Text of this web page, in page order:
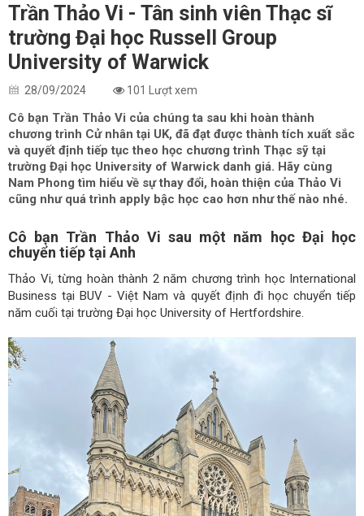
Trần Thảo Vi - Tân sinh viên Thạc sĩ
trường Đại học Russell Group
University of Warwick
28/09/2024 101 Lượt xem
Cô bạn Trần Thảo Vi của chúng ta sau khi hoàn thành
chương trình Cử nhân tại UK, đã đạt được thành tích xuất sắc
và quyết định tiếp tục theo học chương trình Thạc sỹ tại
trường Đại học University of Warwick danh giá. Hãy cùng
Nam Phong tìm hiểu về sự thay đổi, hoàn thiện của Thảo Vi
cũng như quá trình apply bậc học cao hơn như thế nào nhé.
Cô bạn Trần Thảo Vi sau một năm học Đại học
chuyển tiếp tại Anh
Thảo Vi, từng hoàn thành 2 năm chương trình học International
Business tại BUV - Việt Nam và quyết định đi học chuyển tiếp
năm cuối tại trường Đại học University of Hertfordshire.